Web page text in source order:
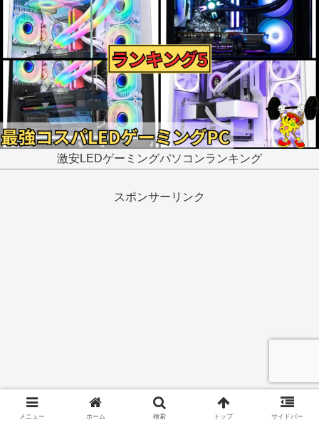
激安LEDゲーミングパソコンランキング
スポンサーリンク
メニュー ホーム 検索 トップ サイドバー